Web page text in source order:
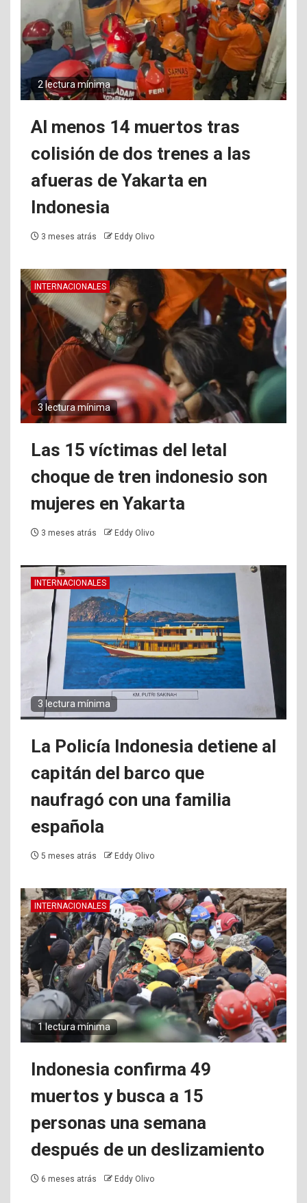
2 lectura mínima
Al menos 14 muertos tras
colisión de dos trenes a las
afueras de Yakarta en
Indonesia
3 meses atrás Eddy Olivo
INTERNACIONALES
3 lectura mínima
Las 15 víctimas del letal
choque de tren indonesio son
mujeres en Yakarta
3 meses atrás Eddy Olivo
INTERNACIONALES
3 lectura mínima
La Policía Indonesia detiene al
capitán del barco que
naufragó con una familia
española
5 meses atrás Eddy Olivo
INTERNACIONALES
1 lectura mínima
Indonesia confirma 49
muertos y busca a 15
personas una semana
después de un deslizamiento
6 meses atrás Eddy Olivo